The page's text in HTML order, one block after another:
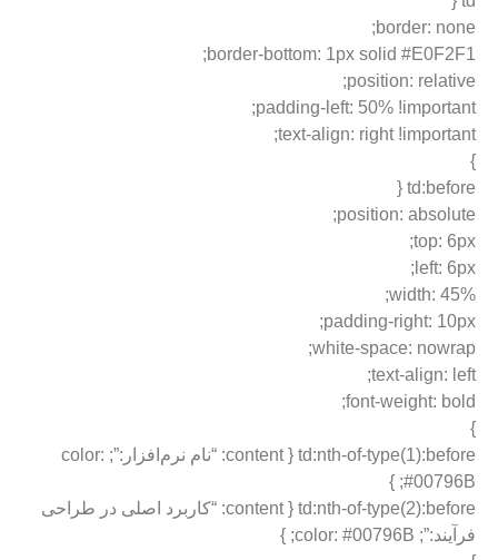
border: none;
border-bottom: 1px solid #E0F2F1;
position: relative;
padding-left: 50% !important;
text-align: right !important;
}
td:before {
position: absolute;
top: 6px;
left: 6px;
width: 45%;
padding-right: 10px;
white-space: nowrap;
text-align: left;
font-weight: bold;
}
td:nth-of-type(1):before { content: “نام نرم‌افزار:”; color:
#00796B; }
td:nth-of-type(2):before { content: “کاربرد اصلی در طراحی
فرآیند:”; color: #00796B; }